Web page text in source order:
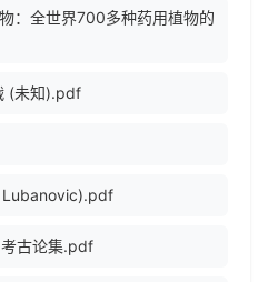
：全世界700多种药用植物的
(未知).pdf
Lubanovic).pdf
古论集.pdf